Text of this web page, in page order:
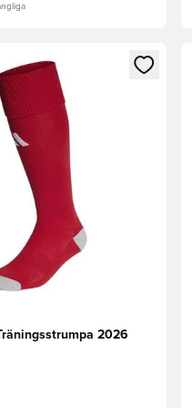
för att logga in eller
2026